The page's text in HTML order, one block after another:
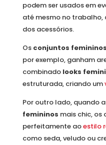
podem ser usados em
até mesmo no
dos acessórios.
Os conjuntos femininos
por exemplo, ganham
combinado looks
estruturada, criando um
Por outro lado, quando
femininos mais chic,
perfeitamente aoestilo
como seda, veludo ou